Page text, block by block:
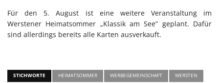
Für den 5. August ist eine weitere Veranstaltung im
Werstener Heimatsommer „Klassik am See” geplant. Dafür
sind allerdings bereits alle Karten ausverkauft.
STICHWORTE HEIMATSOMMER WERBEGEMEINSCHAFT WERSTEN